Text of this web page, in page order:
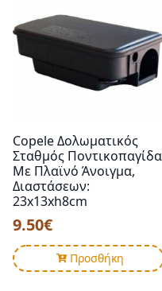
Οι
επιλογές
μπορούν
του
προϊόντος
Copele Δολωματικός
Σταθμός Ποντικοπαγίδα
Με Πλαϊνό Άνοιγμα,
Διαστάσεων:
23x13xh8cm
9.50€
Προσθήκη